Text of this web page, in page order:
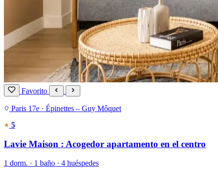
Favorito
Paris 17e · Épinettes – Guy Môquet
5
Lavie Maison : Acogedor apartamento en el centro
1 dorm. · 1 baño · 4 huéspedes